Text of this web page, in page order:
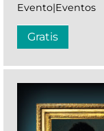
Evento|Eventos
Gratis